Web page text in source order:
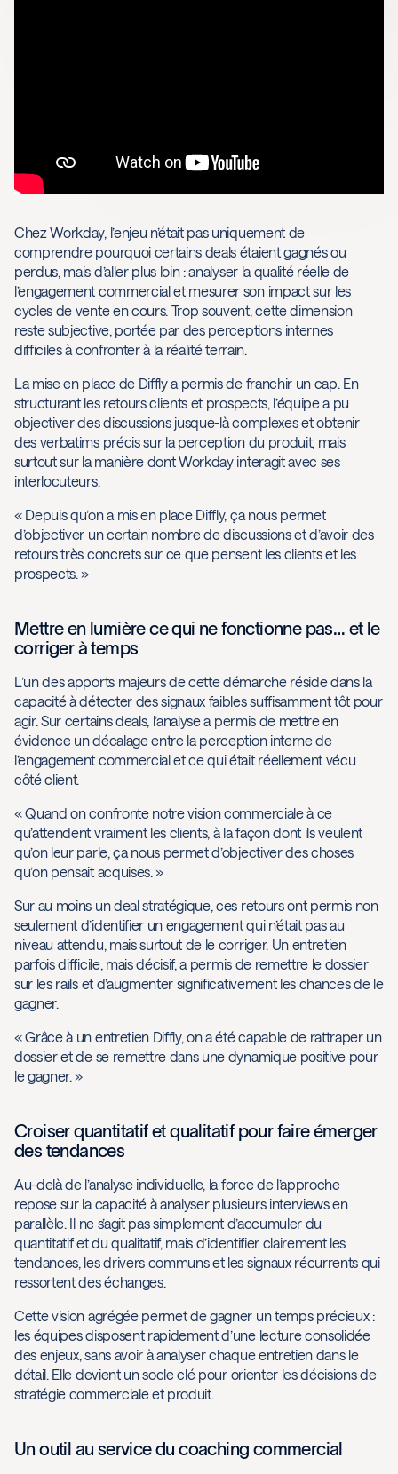
Chez Workday, l’enjeu n’était pas uniquement de
comprendre pourquoi certains deals étaient gagnés ou
perdus, mais d’aller plus loin : analyser la qualité réelle de
l’engagement commercial et mesurer son impact sur les
cycles de vente en cours. Trop souvent, cette dimension
reste subjective, portée par des perceptions internes
difficiles à confronter à la réalité terrain.
La mise en place de Diffly a permis de franchir un cap. En
structurant les retours clients et prospects, l’équipe a pu
objectiver des discussions jusque-là complexes et obtenir
des verbatims précis sur la perception du produit, mais
surtout sur la manière dont Workday interagit avec ses
interlocuteurs.
« Depuis qu’on a mis en place Diffly, ça nous permet
d’objectiver un certain nombre de discussions et d’avoir des
retours très concrets sur ce que pensent les clients et les
prospects. »
Mettre en lumière ce qui ne fonctionne pas… et le
corriger à temps
L’un des apports majeurs de cette démarche réside dans la
capacité à détecter des signaux faibles suffisamment tôt pour
agir. Sur certains deals, l’analyse a permis de mettre en
évidence un décalage entre la perception interne de
l’engagement commercial et ce qui était réellement vécu
côté client.
« Quand on confronte notre vision commerciale à ce
qu’attendent vraiment les clients, à la façon dont ils veulent
qu’on leur parle, ça nous permet d’objectiver des choses
qu’on pensait acquises. »
Sur au moins un deal stratégique, ces retours ont permis non
seulement d’identifier un engagement qui n’était pas au
niveau attendu, mais surtout de le corriger. Un entretien
parfois difficile, mais décisif, a permis de remettre le dossier
sur les rails et d’augmenter significativement les chances de le
gagner.
« Grâce à un entretien Diffly, on a été capable de rattraper un
dossier et de se remettre dans une dynamique positive pour
le gagner. »
Croiser quantitatif et qualitatif pour faire émerger
des tendances
Au-delà de l’analyse individuelle, la force de l’approche
repose sur la capacité à analyser plusieurs interviews en
parallèle. Il ne s’agit pas simplement d’accumuler du
quantitatif et du qualitatif, mais d’identifier clairement les
tendances, les drivers communs et les signaux récurrents qui
ressortent des échanges.
Cette vision agrégée permet de gagner un temps précieux :
les équipes disposent rapidement d’une lecture consolidée
des enjeux, sans avoir à analyser chaque entretien dans le
détail. Elle devient un socle clé pour orienter les décisions de
stratégie commerciale et produit.
Un outil au service du coaching commercial